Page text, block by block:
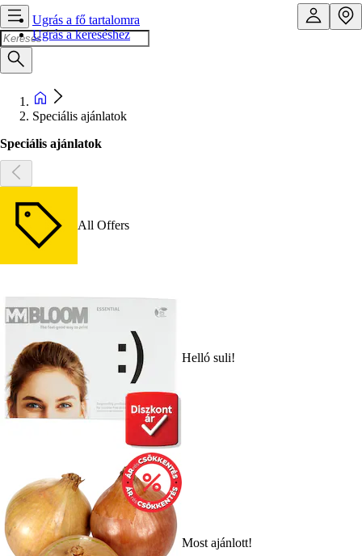
Ugrás a fő tartalomra
Ugrás a kereséshez
Speciális ajánlatok
Speciális ajánlatok
All Offers
Helló suli!
Most ajánlott!